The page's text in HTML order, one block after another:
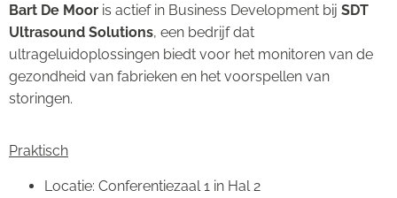
Bart De Moor is actief in Business Development bij SDT
Ultrasound Solutions, een bedrijf dat
ultrageluidoplossingen biedt voor het monitoren van de
gezondheid van fabrieken en het voorspellen van
storingen.
Praktisch
Locatie: Conferentiezaal 1 in Hal 2